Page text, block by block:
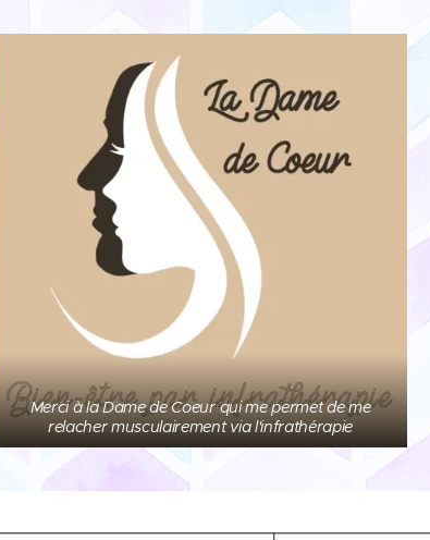
Merci à la Dame de Coeur qui me permet de me
relacher musculairement via l'infrathérapie